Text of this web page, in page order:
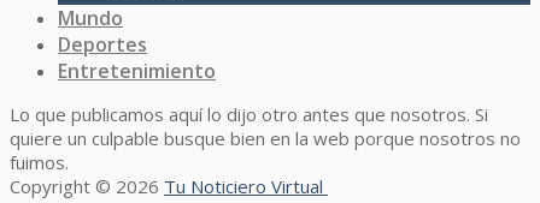
Mundo
Deportes
Entretenimiento
Lo que publicamos aquí lo dijo otro antes que nosotros. Si
quiere un culpable busque bien en la web porque nosotros no
fuimos.
Copyright © 2026 Tu Noticiero Virtual